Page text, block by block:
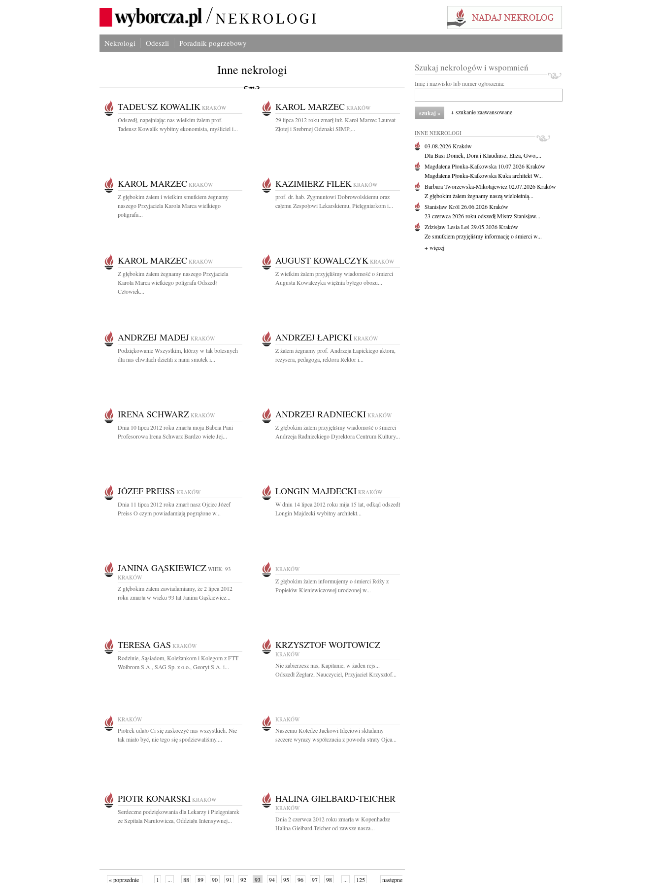
Nekrologi Odeszli Poradnik pogrzebowy
Inne nekrologi
TADEUSZ KOWALIK KRAKÓW
Odszedł, napełniając nas wielkim żalem prof.
Tadeusz Kowalik wybitny ekonomista, myśliciel i...
KAROL MARZEC KRAKÓW
29 lipca 2012 roku zmarł inż. Karol Marzec Laureat
Złotej i Srebrnej Odznaki SIMP,...
KAROL MARZEC KRAKÓW
Z głębokim żalem i wielkim smutkiem żegnamy
naszego Przyjaciela Karola Marca wielkiego
poligrafa...
KAZIMIERZ FILEK KRAKÓW
prof. dr. hab. Zygmuntowi Dobrowolskiemu oraz
całemu Zespołowi Lekarskiemu, Pielęgniarkom i...
KAROL MARZEC KRAKÓW
Z głębokim żalem żegnamy naszego Przyjaciela
Karola Marca wielkiego poligrafa Odszedł
Człowiek...
AUGUST KOWALCZYK KRAKÓW
Z wielkim żalem przyjęliśmy wiadomość o śmierci
Augusta Kowalczyka więźnia byłego obozu...
ANDRZEJ MADEJ KRAKÓW
Podziękowanie Wszystkim, którzy w tak bolesnych
dla nas chwilach dzielili z nami smutek i...
ANDRZEJ ŁAPICKI KRAKÓW
Z żalem żegnamy prof. Andrzeja Łapickiego aktora,
reżysera, pedagoga, rektora Rektor i...
IRENA SCHWARZ KRAKÓW
Dnia 10 lipca 2012 roku zmarła moja Babcia Pani
Profesorowa Irena Schwarz Bardzo wiele Jej...
ANDRZEJ RADNIECKI KRAKÓW
Z głębokim żalem przyjęliśmy wiadomość o śmierci
Andrzeja Radnieckiego Dyrektora Centrum Kultury...
JÓZEF PREISS KRAKÓW
Dnia 11 lipca 2012 roku zmarł nasz Ojciec Józef
Preiss O czym powiadamiają pogrążone w...
LONGIN MAJDECKI KRAKÓW
W dniu 14 lipca 2012 roku mija 15 lat, odkąd odszedł
Longin Majdecki wybitny architekt...
JANINA GĄSKIEWICZ WIEK: 93
KRAKÓW
Z głębokim żalem zawiadamiamy, że 2 lipca 2012
roku zmarła w wieku 93 lat Janina Gąskiewicz...
KRAKÓW
Z głębokim żalem informujemy o śmierci Róży z
Popielów Kieniewiczowej urodzonej w...
TERESA GAS KRAKÓW
Rodzinie, Sąsiadom, Koleżankom i Kolegom z FTT
Wolbrom S.A., SAG Sp. z o.o., Georyt S.A. i...
KRZYSZTOF WOJTOWICZ
KRAKÓW
Nie zabierzesz nas, Kapitanie, w żaden rejs...
Odszedł Żeglarz, Nauczyciel, Przyjaciel Krzysztof...
KRAKÓW
Piotrek udało Ci się zaskoczyć nas wszystkich. Nie
tak miało być, nie tego się spodziewaliśmy....
KRAKÓW
Naszemu Koledze Jackowi Idęciowi składamy
szczere wyrazy współczucia z powodu straty Ojca...
PIOTR KONARSKI KRAKÓW
Serdeczne podziękowania dla Lekarzy i Pielęgniarek
ze Szpitala Narutowicza, Oddziału Intensywnej...
HALINA GIELBARD-TEICHER
KRAKÓW
Dnia 2 czerwca 2012 roku zmarła w Kopenhadze
Halina Gielbard-Teicher od zawsze nasza...
« poprzednie 1 ... 88 89 90 91 92 93 94 95 96 97 98 ... 125 następne
Szukaj nekrologów i wspomnień
Imię i nazwisko lub numer ogłoszenia:
+ szukanie zaawansowane
INNE NEKROLOGI
03.08.2026Kraków
Dla Basi Domek, Dora i Klaudiusz, Eliza, Gwo,...
Magdalena Płonka-Kalkowska 10.07.2026Kraków
Magdalena Płonka-Kalkowska Kuka architekt W...
Barbara Tworzewska-Mikołajewicz02.07.2026Kraków
Z głębokim żalem żegnamy naszą wieloletnią...
Stanisław Król26.06.2026Kraków
23 czerwca 2026 roku odszedł Mistrz Stanisław...
Zdzisław Lesia Leś29.05.2026Kraków
Ze smutkiem przyjęliśmy informację o śmierci w...
+ więcej